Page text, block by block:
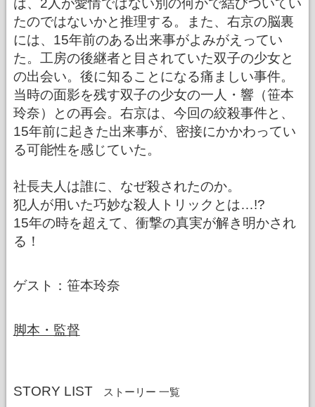
たのではないかと推理する。また、右京の脳裏
には、15年前のある出来事がよみがえってい
た。工房の後継者と目されていた双子の少女と
の出会い。後に知ることになる痛ましい事件。
当時の面影を残す双子の少女の一人・響（笹本
玲奈）との再会。右京は、今回の絞殺事件と、
15年前に起きた出来事が、密接にかかわってい
る可能性を感じていた。
社長夫人は誰に、なぜ殺されたのか。
犯人が用いた巧妙な殺人トリックとは…!?
15年の時を超えて、衝撃の真実が解き明かされ
る！
ゲスト：笹本玲奈
脚本・監督
STORY LIST ストーリー 一覧